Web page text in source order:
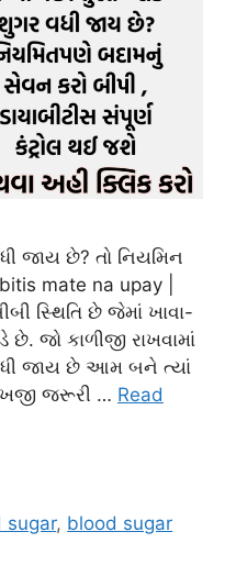
જાય છે? તો નિયમિન
mate na upay |
સ્થિતિ છે જેમાં ખાવા-
છે. જો કાળીજી રાખવામાં
જાય છે આમ બને ત્યાં
જરૂરી … Read
sugar, blood sugar